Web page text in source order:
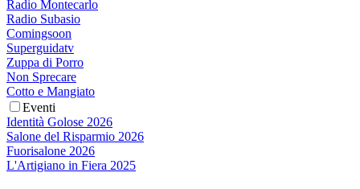
Radio Montecarlo
Radio Subasio
Comingsoon
Superguidatv
Zuppa di Porro
Non Sprecare
Cotto e Mangiato
Eventi
Identità Golose 2026
Salone del Risparmio 2026
Fuorisalone 2026
L'Artigiano in Fiera 2025